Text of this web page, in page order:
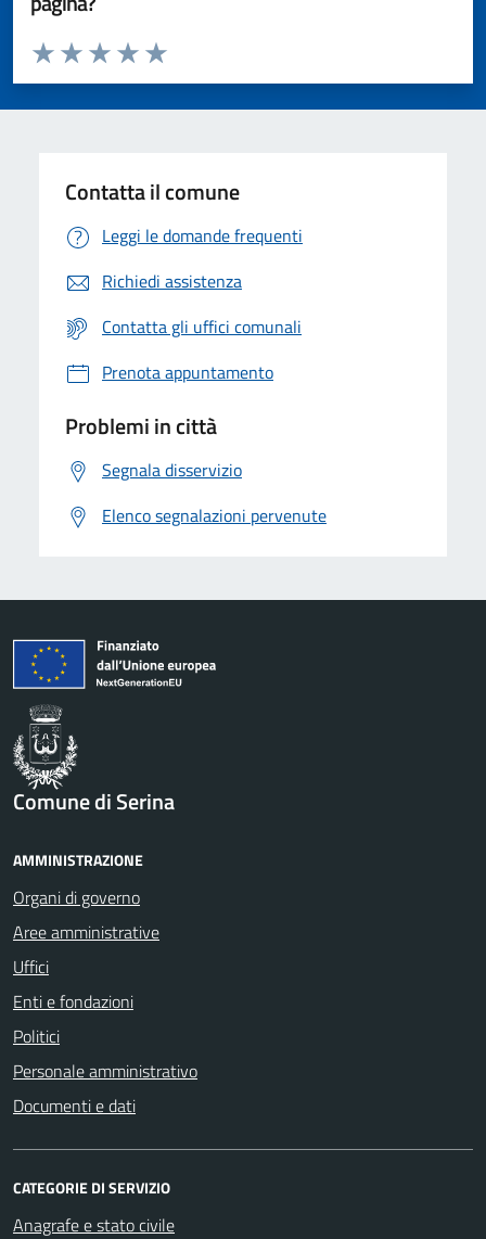
Valuta da 1 a 5 stelle la pagina
Valuta 5 stelle su 5
Valuta 4 stelle su 5
Valuta 3 stelle su 5
Valuta 2 stelle su 5
Valuta 1 stelle su 5
Contatta il comune
Leggi le domande frequenti
Richiedi assistenza
Contatta gli uffici comunali
Prenota appuntamento
Problemi in città
Segnala disservizio
Elenco segnalazioni pervenute
Comune di Serina
AMMINISTRAZIONE
Organi di governo
Aree amministrative
Uffici
Enti e fondazioni
Politici
Personale amministrativo
Documenti e dati
CATEGORIE DI SERVIZIO
Anagrafe e stato civile